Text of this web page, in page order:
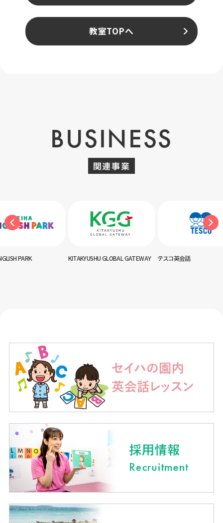
教室TOPへ
BUSINESS
関連事業
PARK KITAKYUSHU GLOBAL GATEWAY テスコ英会話